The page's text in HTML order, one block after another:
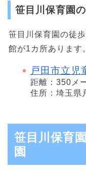
笹目川保育園
笹目川保育園の徒
館が1カ所あります
戸田市立児
距離：350メ
住所：埼玉県
笹目川保育
園